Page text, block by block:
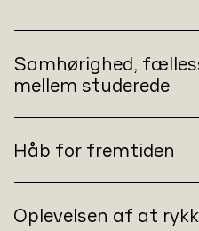
Samhørighed,
mellem studerede
Håb for fremtiden
Oplevelsen af at